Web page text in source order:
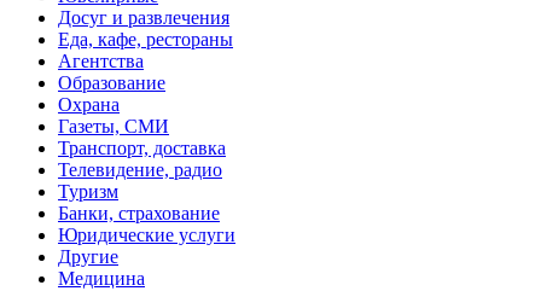
Досуг и развлечения
Еда, кафе, рестораны
Агентства
Образование
Охрана
Газеты, СМИ
Транспорт, доставка
Телевидение, радио
Туризм
Банки, страхование
Юридические услуги
Другие
Медицина